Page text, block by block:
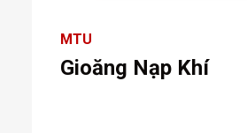
MTU
Gioăng Nạp Khí